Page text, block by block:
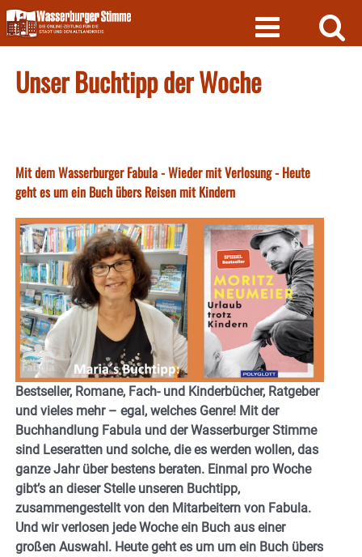
Skip
to
content
Unser Buchtipp der Woche
Mit dem Wasserburger Fabula - Wieder mit Verlosung - Heute
geht es um ein Buch übers Reisen mit Kindern
Bestseller, Romane, Fach- und Kinderbücher, Ratgeber
und vieles mehr – egal, welches Genre! Mit der
Buchhandlung Fabula und der Wasserburger Stimme
sind Leseratten und solche, die es werden wollen, das
ganze Jahr über bestens beraten. Einmal pro Woche
gibt’s an dieser Stelle unseren Buchtipp,
zusammengestellt von den Mitarbeitern von Fabula.
Und wir verlosen jede Woche ein Buch aus einer
großen Auswahl. Heute geht es um um ein Buch übers